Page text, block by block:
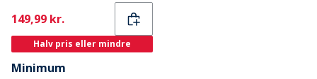
Current
149,99 kr.
Halv pris eller mindre
Minimum